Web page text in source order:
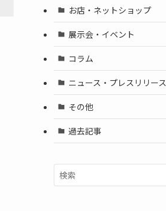
お店・ネットショップ
展示会・イベント
コラム
ニュース・プレスリリース
その他
過去記事